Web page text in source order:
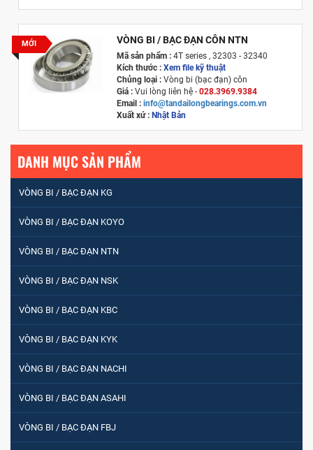
MỚI VÒNG BI / BẠC ĐẠN CÔN NTN
Mã sản phẩm : 4T series , 32303 - 32340
Kích thước : Xem file kỹ thuật
Chủng loại :Vòng bi (bạc đạn) côn
Giá :Vui lòng liên hệ - 028.3969.9384
Email : info@tandailongbearings.com.vn
Xuất xứ : Nhật Bản
DANH MỤC SẢN PHẨM
VÒNG BI / BẠC ĐẠN KG
VÒNG BI / BẠC ĐẠN KOYO
VÒNG BI / BẠC ĐẠN NTN
VÒNG BI / BẠC ĐẠN NSK
VÒNG BI / BẠC ĐẠN KBC
VÒNG BI / BẠC ĐẠN KYK
VÒNG BI / BẠC ĐẠN NACHI
VÒNG BI / BẠC ĐẠN ASAHI
VÒNG BI / BẠC ĐẠN FBJ